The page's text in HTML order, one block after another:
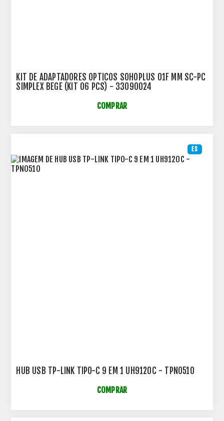
KIT DE ADAPTADORES OPTICOS SOHOPLUS 01F MM SC-PC
SIMPLEX BEGE (KIT 06 PCS) - 33090024
COMPRAR
ES
HUB USB TP-LINK TIPO-C 9 EM 1 UH9120C - TPN0510
COMPRAR